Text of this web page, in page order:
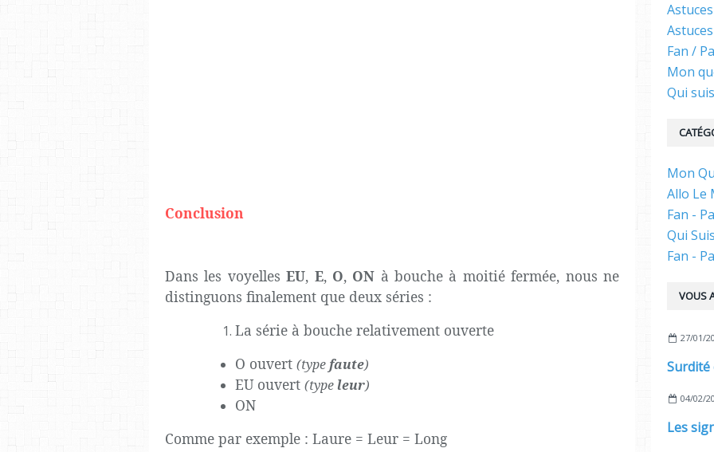
Conclusion
Dans les voyellesEU, E, O, ON à bouche à moitié fermée, nous ne
distinguons finalement que deux séries :
La série à bouche relativement ouverte
O ouvert (typefaute)
EU ouvert (typeleur)
ON
Comme par exemple : Laure = Leur = Long
VOUS
27/01/
04/02/
Fan /
Mon
Qui
Mon
Allo Le
Fan -
Qui
Fan -